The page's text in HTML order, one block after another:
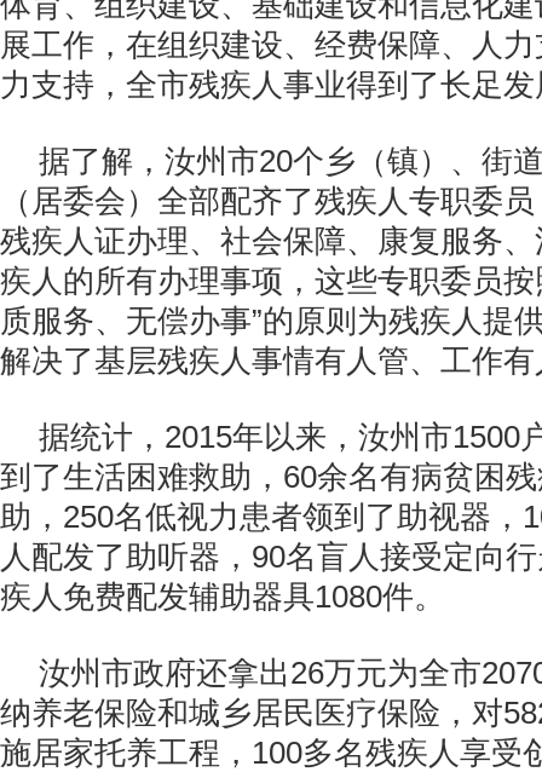
展工作，在组织建设、经费保障、人
力支持，全市残疾人事业得到了长足
据了解，汝州市20个乡（镇）、街
（居委会）全部配齐了残疾人专职委
残疾人证办理、社会保障、康复服务
疾人的所有办理事项，这些专职委员
质服务、无偿办事”的原则为残疾人提
解决了基层残疾人事情有人管、工作
据统计，2015年以来，汝州市1500
到了生活困难救助，60余名有病贫困
助，250名低视力患者领到了助视器，
人配发了助听器，90名盲人接受定向
疾人免费配发辅助器具1080件。
汝州市政府还拿出26万元为全市
纳养老保险和城乡居民医疗保险，对
施居家托养工程，100多名残疾人享受